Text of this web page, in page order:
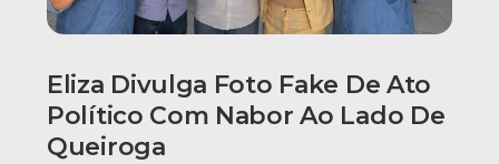
Eliza Divulga Foto Fake De Ato
Político Com Nabor Ao Lado De
Queiroga